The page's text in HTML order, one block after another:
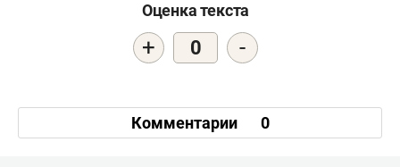
Оценка текста
+ 0 -
Комментарии 0